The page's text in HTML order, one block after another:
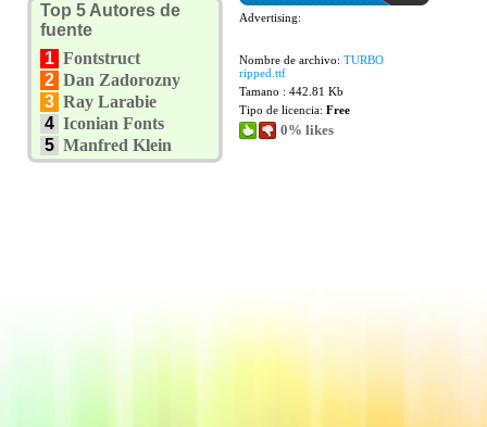
Top 5 Autores de
fuente
1 Fontstruct
2 Dan Zadorozny
3 Ray Larabie
4 Iconian Fonts
5 Manfred Klein
Advertising:
Nombre de archivo: TURBO
ripped.ttf
Tamano : 442.81 Kb
Tipo de licencia: Free
0% likes